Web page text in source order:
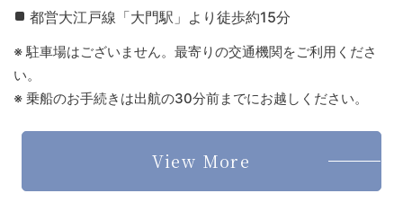
都営大江戸線「大門駅」より徒歩約15分
※ 駐車場はございません。最寄りの交通機関をご利用くださ
い。
※ 乗船のお手続きは出航の30分前までにお越しください。
View More